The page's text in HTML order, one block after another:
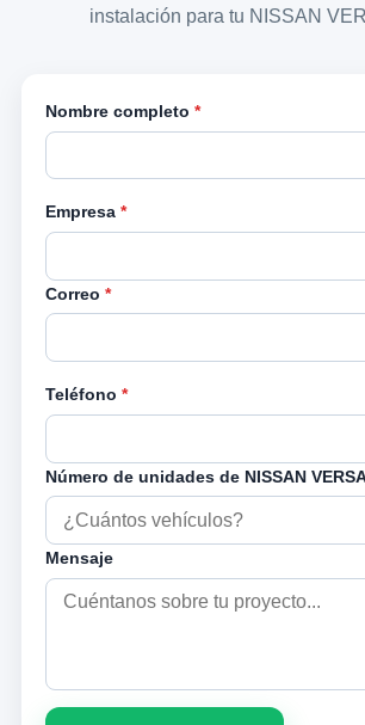
instalación para tu NISSAN
Nombre completo *
Empresa *
Correo *
Teléfono *
Número de unidades de NISSAN
Mensaje